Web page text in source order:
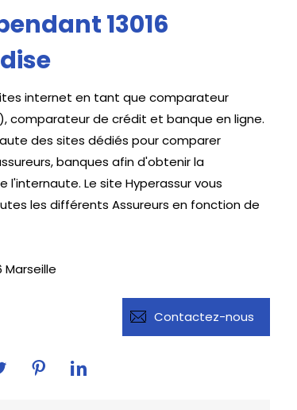
13016
internet en tant que comparateur
comparateur de crédit et banque en ligne.
des sites dédiés pour comparer
banques afin d'obtenir la
Le site Hyperassur vous
les différents Assureurs en fonction de
Marseille
Contactez-nous